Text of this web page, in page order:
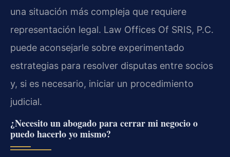
una situación más compleja que requiere
representación legal. Law Offices Of SRIS, P.C.
puede aconsejarle sobre experimentado
estrategias para resolver disputas entre socios
y, si es necesario, iniciar un procedimiento
judicial.
¿Necesito un abogado para cerrar mi negocio o
puedo hacerlo yo mismo?